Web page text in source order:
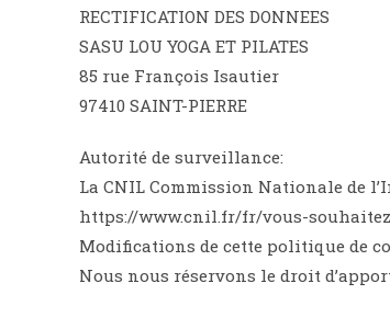
RECTIFICATION DES DONNEES
SASU LOU YOGA ET PILATES
85 rue François Isautier
97410 SAINT-PIERRE
Autorité de surveillance:
La CNIL Commission Nationale de
https://www.cnil.fr/fr/vous-
Modifications de cette politique de
Nous nous réservons le droit